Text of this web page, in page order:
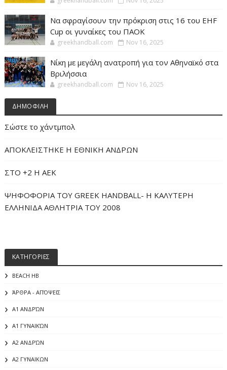
Να σφραγίσουν την πρόκριση στις 16 του EHF
Cup οι γυναίκες του ΠΑΟΚ
greekhandball.com Nov 16, 2025
Νίκη με μεγάλη ανατροπή για τον Αθηναϊκό στα
Βριλήσσια
greekhandball.com Nov 16, 2025
ΔΗΜΟΦΙΛΗ
Σώστε το χάντμπολ
ΑΠΟΚΛΕΙΣΤΗΚΕ Η ΕΘΝΙΚΗ ΑΝΔΡΩΝ
ΣΤΟ +2 Η ΑΕΚ
ΨΗΦΟΦΟΡΙΑ ΤΟΥ GREEK HANDBALL- H ΚΑΛΥΤΕΡΗ
ΕΛΛΗΝΙΔΑ ΑΘΛΗΤΡΙΑ ΤΟΥ 2008
ΚΑΤΗΓΟΡΙΕΣ
BEACH HB
ΆΡΘΡΑ - ΑΠΌΨΕΙΣ
Α1 ΑΝΔΡΏΝ
Α1 ΓΥΝΑΙΚΏΝ
Α2 ΑΝΔΡΏΝ
Α2 ΓΥΝΑΙΚΩΝ